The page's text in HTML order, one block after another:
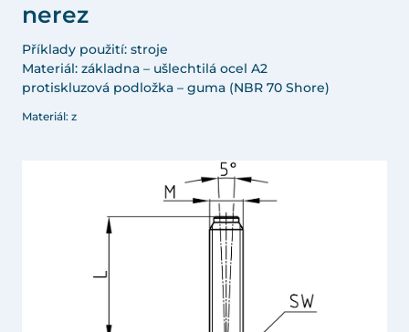
nerez
Příklady použití: stroje
Materiál: základna – ušlechtilá ocel A2
protiskluzová podložka – guma (NBR 70 Shore)
Materiál: z